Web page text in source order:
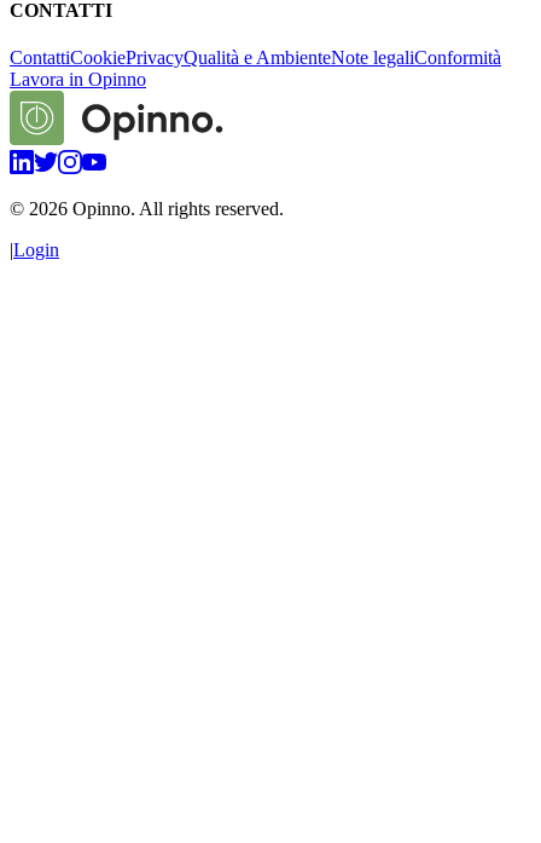
CONTATTI
ContattiCookiePrivacyQualità e AmbienteNote legaliConformità
Lavora in Opinno
© 2026 Opinno. All rights reserved.
|Login